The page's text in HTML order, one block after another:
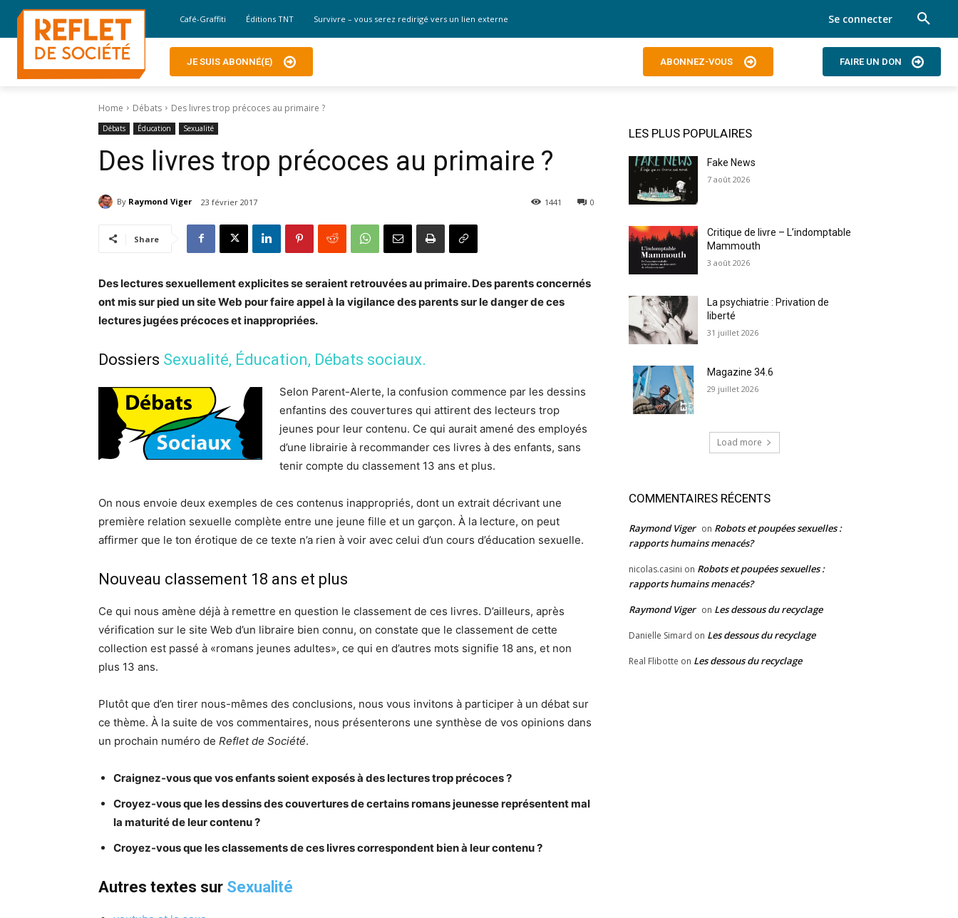
Café-Graffiti Éditions TNT Survivre – vous serez redirigé vers un lien externe Se connecter
JE SUIS ABONNÉ(E) ABONNEZ-VOUS FAIRE UN DON
Home Débats Des livres trop précoces au primaire ?
Débats Éducation Sexualité
Des livres trop précoces au primaire ?
By Raymond Viger 23 février 2017 0
1441
Share
Des lectures sexuellement explicites se seraient retrouvées au primaire. Des parents concernés
ont mis sur pied un site Web pour faire appel à la vigilance des parents sur le danger de ces
lectures jugées précoces et inappropriées.
Dossiers Sexualité, Éducation, Débats sociaux.
Selon Parent-Alerte, la confusion commence par les dessins
enfantins des couvertures qui attirent des lecteurs trop
jeunes pour leur contenu. Ce qui aurait amené des employés
d’une librairie à recommander ces livres à des enfants, sans
tenir compte du classement 13 ans et plus.
On nous envoie deux exemples de ces contenus inappropriés, dont un extrait décrivant une
première relation sexuelle complète entre une jeune fille et un garçon. À la lecture, on peut
affirmer que le ton érotique de ce texte n’a rien à voir avec celui d’un cours d’éducation sexuelle.
Nouveau classement 18 ans et plus
Ce qui nous amène déjà à remettre en question le classement de ces livres. D’ailleurs, après
vérification sur le site Web d’un libraire bien connu, on constate que le classement de cette
collection est passé à «romans jeunes adultes», ce qui en d’autres mots signifie 18 ans, et non
plus 13 ans.
Plutôt que d’en tirer nous-mêmes des conclusions, nous vous invitons à participer à un débat sur
ce thème. À la suite de vos commentaires, nous présenterons une synthèse de vos opinions dans
un prochain numéro de Reflet de Société.
Craignez-vous que vos enfants soient exposés à des lectures trop précoces ?
Croyez-vous que les dessins des couvertures de certains romans jeunesse représentent mal
la maturité de leur contenu ?
Croyez-vous que les classements de ces livres correspondent bien à leur contenu ?
Autres textes sur Sexualité
LES PLUS POPULAIRES
Fake News
7 août 2026
Critique de livre – L’indomptable
Mammouth
3 août 2026
La psychiatrie : Privation de
liberté
31 juillet 2026
Magazine 34.6
29 juillet 2026
Load more
COMMENTAIRES RÉCENTS
Raymond Viger on Robots et poupées sexuelles :
rapports humains menacés?
nicolas.casini on Robots et poupées sexuelles :
rapports humains menacés?
Raymond Viger on Les dessous du recyclage
Danielle Simard on Les dessous du recyclage
Real Flibotte on Les dessous du recyclage